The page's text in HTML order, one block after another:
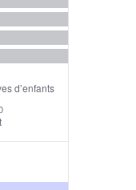
d’enfants